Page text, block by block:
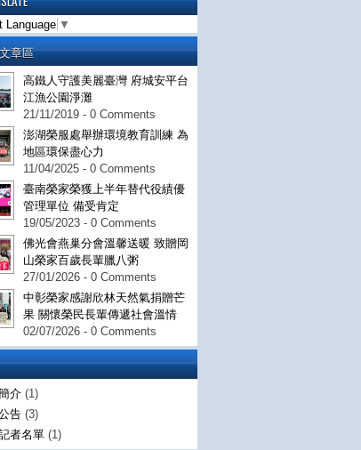
Language ▼
章區
高鐵人守護美麗臺灣 府城安平台
江漁公園淨灘
21/11/2019 - 0 Comments
澎湖榮服處舉辦環境教育訓練 為
地區環保盡心力
11/04/2025 - 0 Comments
臺南榮家榮獲上半年替代役績優
管理單位 備受肯定
19/05/2023 - 0 Comments
佛光會燕巢分會溫馨送暖 致贈岡
山榮家百歲長輩臘八粥
27/01/2026 - 0 Comments
中彰榮家感謝欣林天然氣捐贈芒
果 關懷榮民長輩傳遞社會溫情
02/07/2026 - 0 Comments
介 (1)
告 (3)
者名單 (1)